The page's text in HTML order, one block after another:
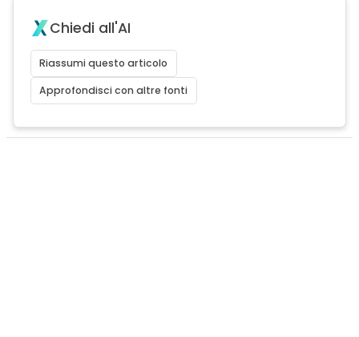
Chiedi all'AI
Riassumi questo articolo
Approfondisci con altre fonti